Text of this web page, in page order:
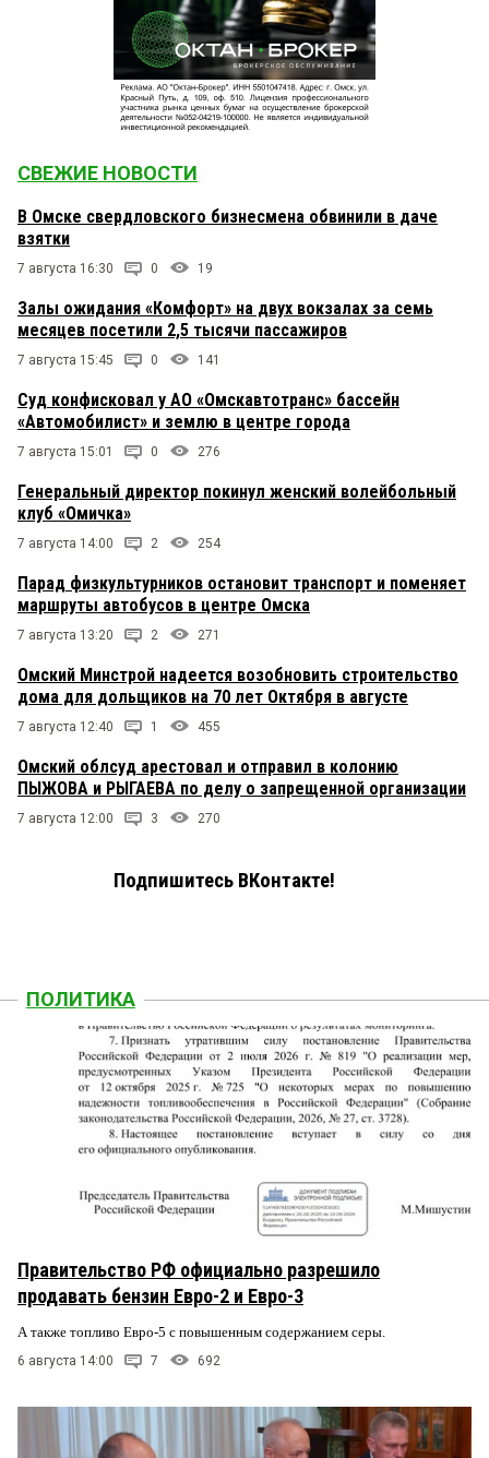
СВЕЖИЕ НОВОСТИ
В Омске свердловского бизнесмена обвинили в даче
взятки
7 августа 16:30 0 19
Залы ожидания «Комфорт» на двух вокзалах за семь
месяцев посетили 2,5 тысячи пассажиров
7 августа 15:45 0 141
Суд конфисковал у АО «Омскавтотранс» бассейн
«Автомобилист» и землю в центре города
7 августа 15:01 0 276
Генеральный директор покинул женский волейбольный
клуб «Омичка»
7 августа 14:00 2 254
Парад физкультурников остановит транспорт и поменяет
маршруты автобусов в центре Омска
7 августа 13:20 2 271
Омский Минстрой надеется возобновить строительство
дома для дольщиков на 70 лет Октября в августе
7 августа 12:40 1 455
Омский облсуд арестовал и отправил в колонию
ПЫЖОВА и РЫГАЕВА по делу о запрещенной организации
7 августа 12:00 3 270
Подпишитесь ВКонтакте!
ПОЛИТИКА
Правительство РФ официально разрешило
продавать бензин Евро-2 и Евро-3
А также топливо Евро-5 с повышенным содержанием серы.
6 августа 14:00 7 692